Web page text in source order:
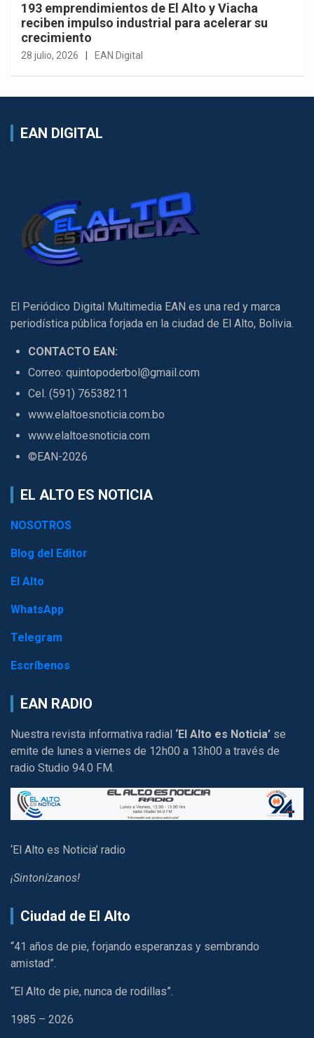
193 emprendimientos de El Alto y Viacha
reciben impulso industrial para acelerar su
crecimiento
28 julio, 2026 EAN Digital
EAN DIGITAL
El Periódico Digital Multimedia EAN es una red y marca
periodística pública forjada en la ciudad de El Alto, Bolivia.
CONTACTO EAN:
Correo: quintopoderbol@gmail.com
Cel. (591) 76538211
www.elaltoesnoticia.com.bo
www.elaltoesnoticia.com
©EAN-2026
EL ALTO ES NOTICIA
NOSOTROS
Blog del Editor
El Alto
WhatsApp
Telegram
Escríbenos
EAN RADIO
Nuestra revista informativa radial ‘El Alto es Noticia’ se
emite de lunes a viernes de 12h00 a 13h00 a través de
radio Studio 94.0 FM.
‘El Alto es Noticia’ radio
¡Sintonízanos!
Ciudad de El Alto
“41 años de pie, forjando esperanzas y sembrando
amistad”.
“El Alto de pie, nunca de rodillas”.
1985 – 2026